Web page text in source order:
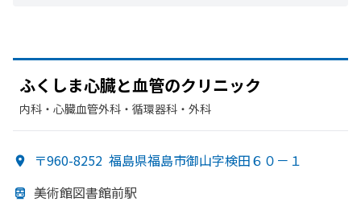
ふくしま心臓と血管のクリニック
内科・​心臓血管外科・​循環器科・​外科
〒960-8252 福島県福島市御山字検田６０－１
美術館図書館前駅